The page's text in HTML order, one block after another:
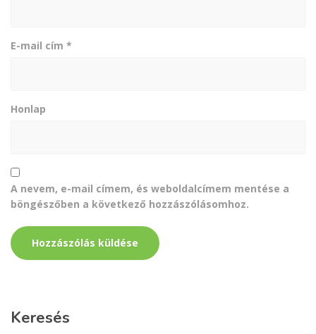
E-mail cím *
Honlap
A nevem, e-mail címem, és weboldalcímem mentése a
böngészőben a következő hozzászólásomhoz.
Keresés